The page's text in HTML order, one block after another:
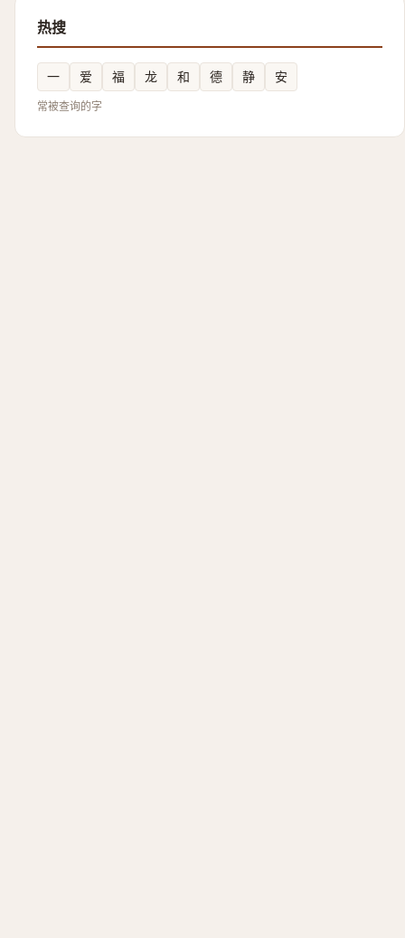
热搜
一 爱 福 龙 和 德 静 安
常被查询的字